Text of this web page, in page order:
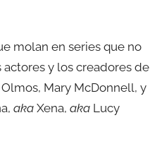
molan en series que no
y los creadores de
Mary McDonnell, y
aka Xena, aka Lucy